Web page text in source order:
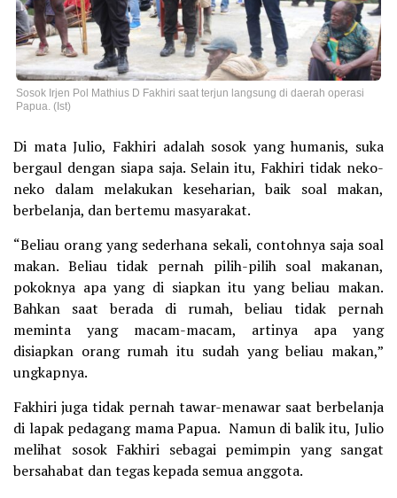
Sosok Irjen Pol Mathius D Fakhiri saat terjun langsung di daerah operasi
Papua. (Ist)
Di mata Julio, Fakhiri adalah sosok yang humanis, suka
bergaul dengan siapa saja. Selain itu, Fakhiri tidak neko-
neko dalam melakukan keseharian, baik soal makan,
berbelanja, dan bertemu masyarakat.
“Beliau orang yang sederhana sekali, contohnya saja soal
makan. Beliau tidak pernah pilih-pilih soal makanan,
pokoknya apa yang di siapkan itu yang beliau makan.
Bahkan saat berada di rumah, beliau tidak pernah
meminta yang macam-macam, artinya apa yang
disiapkan orang rumah itu sudah yang beliau makan,”
ungkapnya.
Fakhiri juga tidak pernah tawar-menawar saat berbelanja
di lapak pedagang mama Papua. Namun di balik itu, Julio
melihat sosok Fakhiri sebagai pemimpin yang sangat
bersahabat dan tegas kepada semua anggota.